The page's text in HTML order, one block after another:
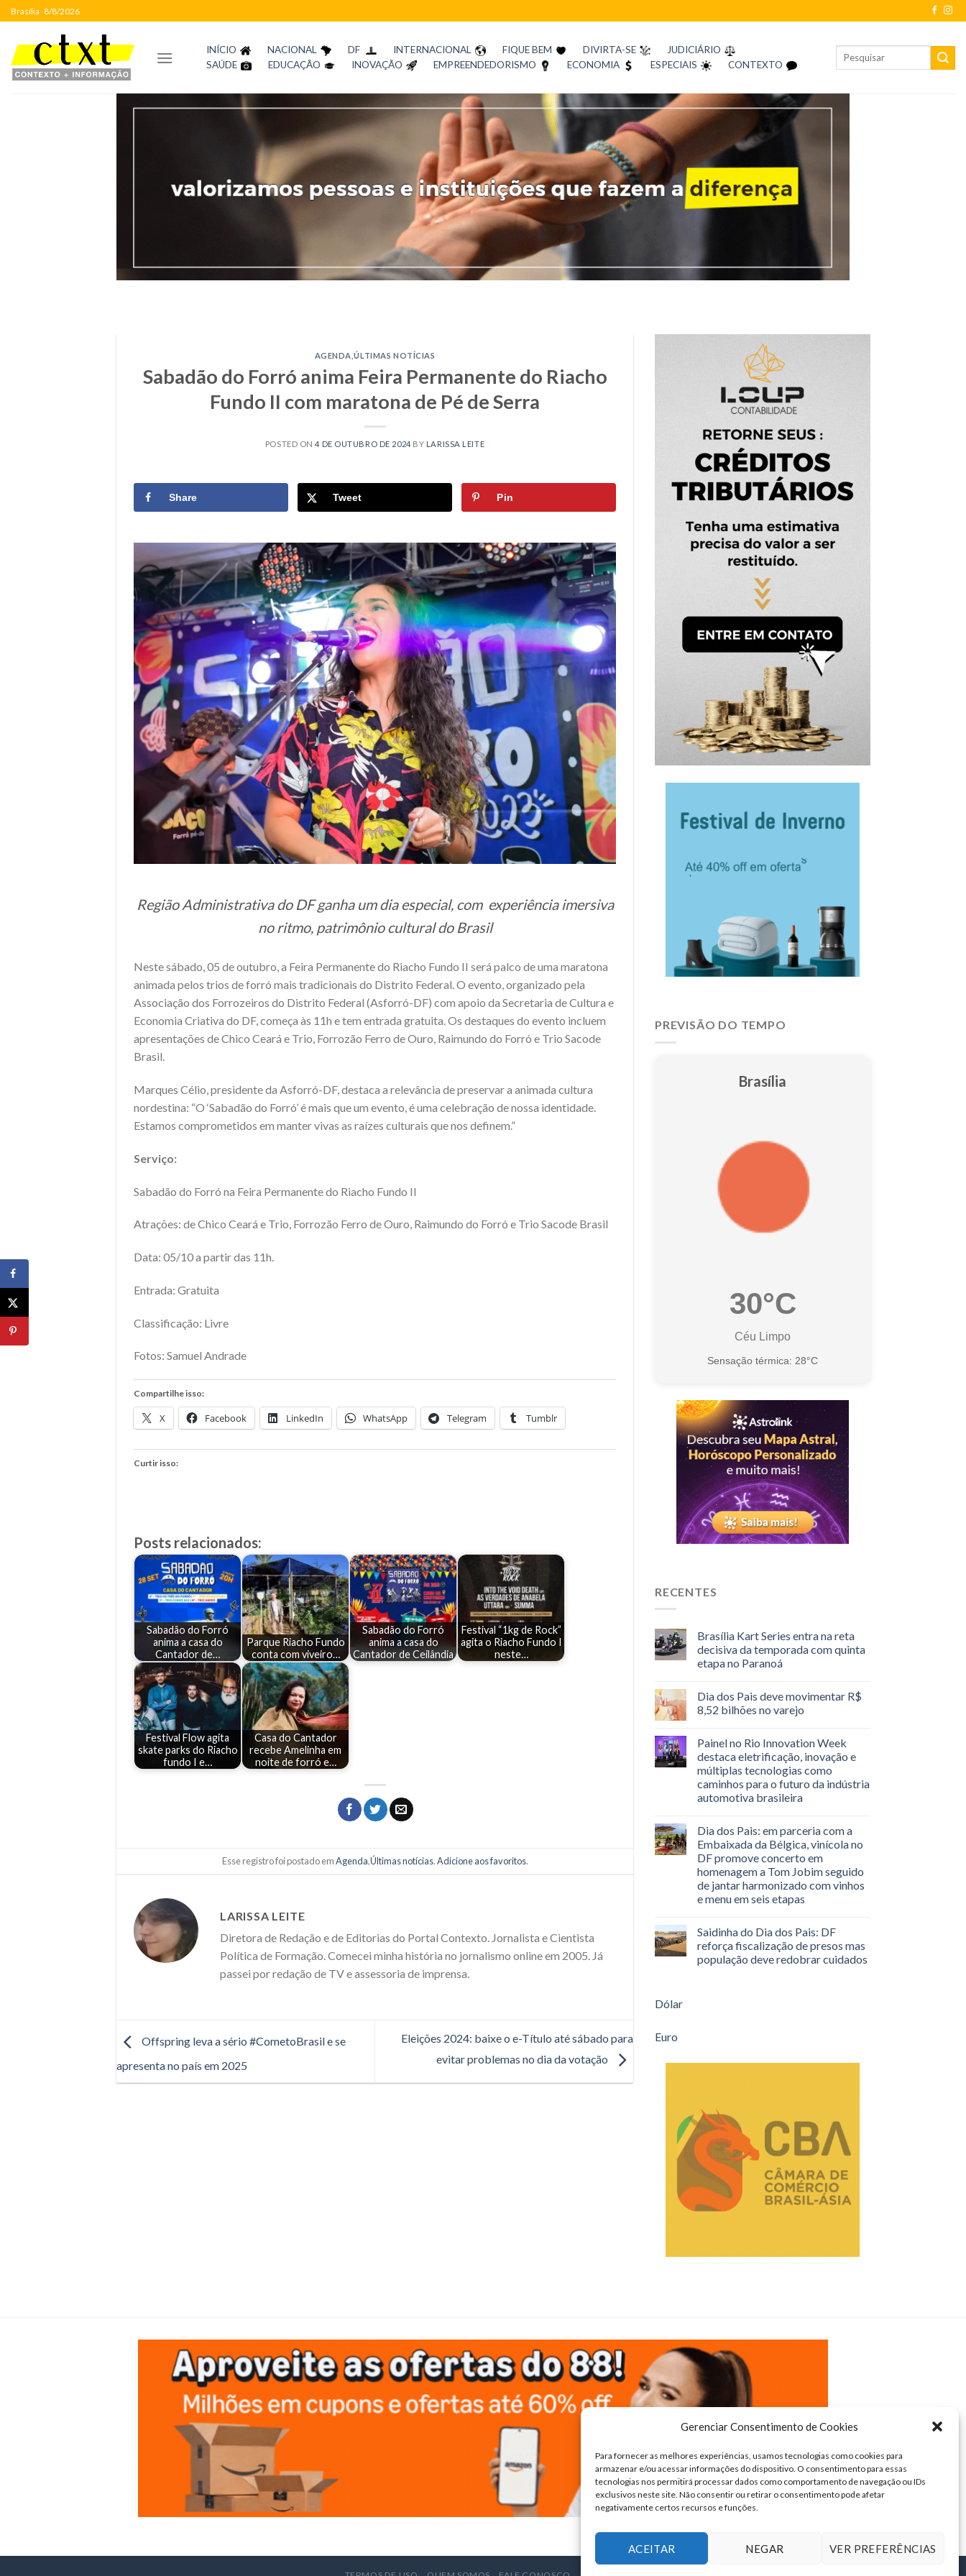
Gerenciar Consentimento de Cookies
Para fornecer as melhores experiências, usamos tecnologias como cookies para
armazenar e/ou acessar informações do dispositivo. O consentimento para essas
tecnologias nos permitirá processar dados como comportamento de navegação ou IDs
exclusivos neste site. Não consentir ou retirar o consentimento pode afetar
negativamente certos recursos e funções.
ACEITAR NEGAR VER PREFERÊNCIAS
Skip
to
content
Brasília 8/8/2026
INÍCIO NACIONAL DF INTERNACIONAL FIQUE BEM DIVIRTA-SE
JUDICIÁRIO
SAÚDE
EDUCAÇÃO INOVAÇÃO EMPREENDEDORISMO ECONOMIA ESPECIAIS CONTEXTO
AGENDA ,ÚLTIMAS NOTÍCIAS
Sabadão do Forró anima Feira Permanente do Riacho
Fundo II com maratona de Pé de Serra
POSTED ON4 DE OUTUBRO DE 2024 BY LARISSA LEITE
Share Tweet Pin
Região Administrativa do DF ganha um dia especial, com experiência imersiva
no ritmo, patrimônio cultural do Brasil
Neste sábado, 05 de outubro, a Feira Permanente do Riacho Fundo II será palco de uma maratona
animada pelos trios de forró mais tradicionais do Distrito Federal. O evento, organizado pela
Associação dos Forrozeiros do Distrito Federal (Asforró-DF) com apoio da Secretaria de Cultura e
Economia Criativa do DF, começa às 11h e tem entrada gratuita. Os destaques do evento incluem
apresentações de Chico Ceará e Trio, Forrozão Ferro de Ouro, Raimundo do Forró e Trio Sacode
Brasil.
Marques Célio, presidente da Asforró-DF, destaca a relevância de preservar a animada cultura
nordestina: “O ‘Sabadão do Forró’ é mais que um evento, é uma celebração de nossa identidade.
Estamos comprometidos em manter vivas as raízes culturais que nos definem.”
Serviço:
Sabadão do Forró na Feira Permanente do Riacho Fundo II
Atrações: de Chico Ceará e Trio, Forrozão Ferro de Ouro, Raimundo do Forró e Trio Sacode Brasil
Data: 05/10 a partir das 11h.
Entrada: Gratuita
Classificação: Livre
Fotos: Samuel Andrade
Compartilhe isso:
X Facebook LinkedIn WhatsApp Telegram Tumblr
Curtir isso:
Posts relacionados:
Sabadão do Forró
anima a casa do
Cantador de…
Parque Riacho Fundo
conta com viveiro…
Sabadão do Forró
anima a casa do
Cantador de Ceilândia
Festival “1kg de Rock”
agita o Riacho Fundo I
neste…
Festival Flow agita
skate parks do Riacho
fundo I e…
Casa do Cantador
recebe Amelinha em
noite de forró e…
Esse registro foi postado emAgenda,Últimas notícias.Adicione aos favoritos.
LARISSA LEITE
Diretora de Redação e de Editorias do Portal Contexto. Jornalista e Cientista
Política de Formação. Comecei minha história no jornalismo online em 2005. Já
passei por redação de TV e assessoria de imprensa.
Offspring leva a sério #CometoBrasil e se
apresenta no país em 2025
Eleições 2024: baixe o e-Título até sábado para
evitar problemas no dia da votação
PREVISÃO DO TEMPO
Brasília
30°C
Céu Limpo
Sensação térmica: 28°C
RECENTES
Brasília Kart Series entra na reta
decisiva da temporada com quinta
etapa no Paranoá
Dia dos Pais deve movimentar R$
8,52 bilhões no varejo
Painel no Rio Innovation Week
destaca eletrificação, inovação e
múltiplas tecnologias como
caminhos para o futuro da indústria
automotiva brasileira
Dia dos Pais: em parceria com a
Embaixada da Bélgica, vinícola no
DF promove concerto em
homenagem a Tom Jobim seguido
de jantar harmonizado com vinhos
e menu em seis etapas
Saidinha do Dia dos Pais: DF
reforça fiscalização de presos mas
população deve redobrar cuidados
Dólar
Euro